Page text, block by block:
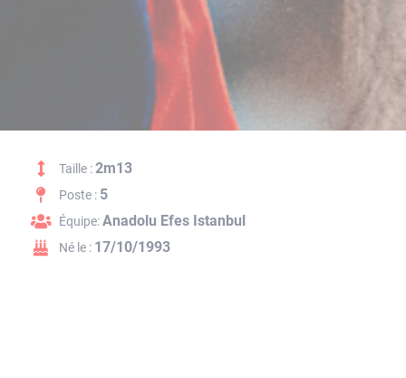
Taille :2m13
Poste : 5
Équipe:Anadolu Efes Istanbul
Né le : 17/10/1993